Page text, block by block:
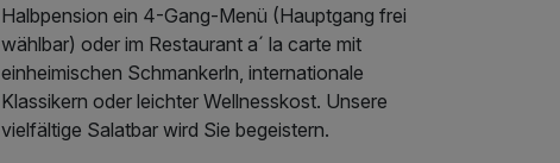
Halbpension ein 4-Gang-Menü (Hauptgang frei
wählbar) oder im Restaurant a´ la carte mit
einheimischen Schmankerln, internationale
Klassikern oder leichter Wellnesskost. Unsere
vielfältige Salatbar wird Sie begeistern.